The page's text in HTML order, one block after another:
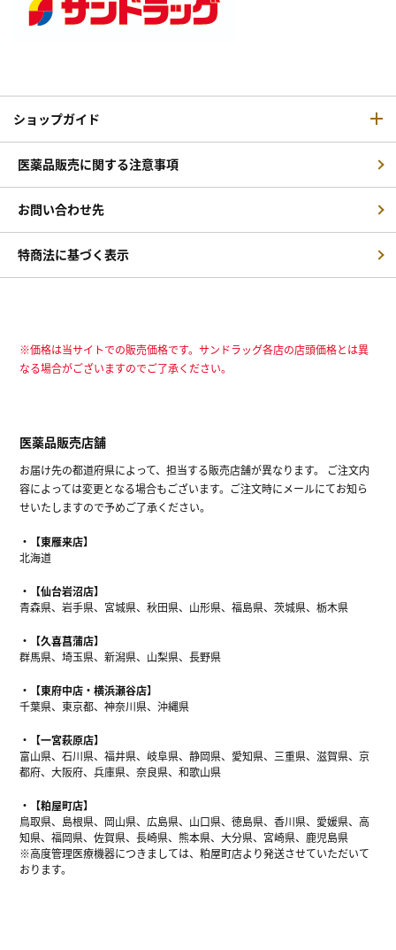
ショップガイド
医薬品販売に関する注意事項
お問い合わせ先
特商法に基づく表示
※価格は当サイトでの販売価格です。サンドラッグ各店の店頭価格とは異
なる場合がございますのでご了承ください。
医薬品販売店舗
お届け先の都道府県によって、担当する販売店舗が異なります。 ご注文内
容によっては変更となる場合もございます。ご注文時にメールにてお知ら
せいたしますので予めご了承ください。
【東雁来店】
北海道
【仙台岩沼店】
青森県、岩手県、宮城県、秋田県、山形県、福島県、茨城県、栃木県
【久喜菖蒲店】
群馬県、埼玉県、新潟県、山梨県、長野県
【東府中店・横浜瀬谷店】
千葉県、東京都、神奈川県、沖縄県
【一宮萩原店】
富山県、石川県、福井県、岐阜県、静岡県、愛知県、三重県、滋賀県、京
都府、大阪府、兵庫県、奈良県、和歌山県
【粕屋町店】
鳥取県、島根県、岡山県、広島県、山口県、徳島県、香川県、愛媛県、高
知県、福岡県、佐賀県、長崎県、熊本県、大分県、宮崎県、鹿児島県
※高度管理医療機器につきましては、粕屋町店より発送させていただいて
おります。